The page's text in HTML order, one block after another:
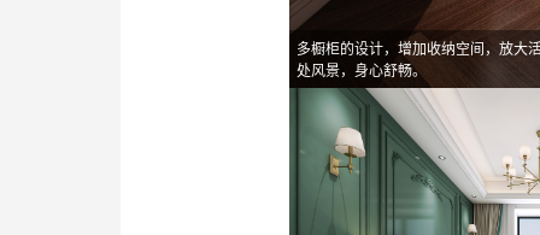
多橱柜的设计，增加收纳空间，放大
处风景，身心舒畅。